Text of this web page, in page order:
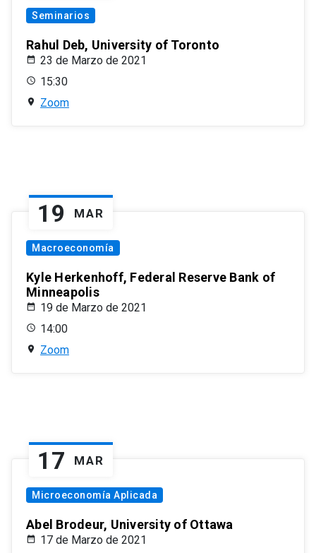
Seminarios
Rahul Deb, University of Toronto
23 de Marzo de 2021
15:30
Zoom
19 MAR
Macroeconomía
Kyle Herkenhoff, Federal Reserve Bank of
Minneapolis
19 de Marzo de 2021
14:00
Zoom
17 MAR
Microeconomía Aplicada
Abel Brodeur, University of Ottawa
17 de Marzo de 2021